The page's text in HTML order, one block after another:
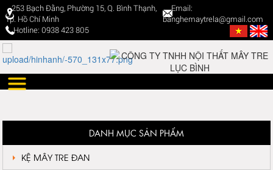
253 Bạch Đằng, Phường 15, Q. Bình Thạnh,
Tp. Hồ Chí Minh
Email:
banghemaytrela@gmail.com
Hotline: 0938 423 805
DANH MỤC SẢN PHẨM
KỆ MÂY TRE ĐAN